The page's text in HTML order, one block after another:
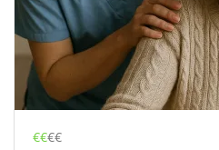
€€€€